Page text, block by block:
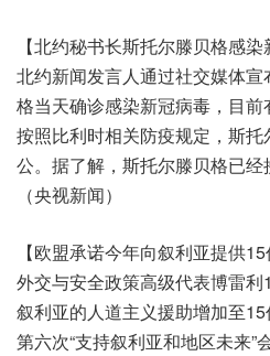
【北约秘书长斯托尔滕贝格感
北约新闻发言人通过社交媒体
格当天确诊感染新冠病毒，目前
按照比利时相关防疫规定，斯
公。据了解，斯托尔滕贝格已经
（央视新闻）
【欧盟承诺今年向叙利亚提供
外交与安全政策高级代表博雷
叙利亚的人道主义援助增加至15
第六次“支持叙利亚和地区未来”